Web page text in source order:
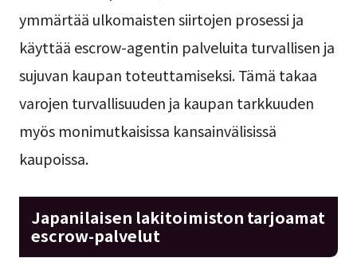
ymmärtää ulkomaisten siirtojen prosessi ja
käyttää escrow-agentin palveluita turvallisen ja
sujuvan kaupan toteuttamiseksi. Tämä takaa
varojen turvallisuuden ja kaupan tarkkuuden
myös monimutkaisissa kansainvälisissä
kaupoissa.
Japanilaisen lakitoimiston tarjoamat
escrow-palvelut